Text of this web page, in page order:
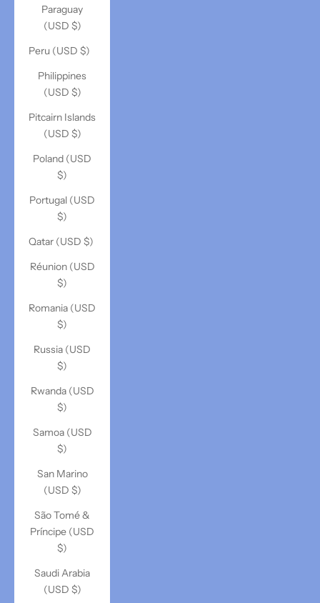
Paraguay
(USD $)
Peru (USD $)
Philippines
(USD $)
Pitcairn Islands
(USD $)
Poland (USD
$)
Portugal (USD
$)
Qatar (USD $)
Réunion (USD
$)
Romania (USD
$)
Russia (USD
$)
Rwanda (USD
$)
Samoa (USD
$)
San Marino
(USD $)
São Tomé &
Príncipe (USD
$)
Saudi Arabia
(USD $)